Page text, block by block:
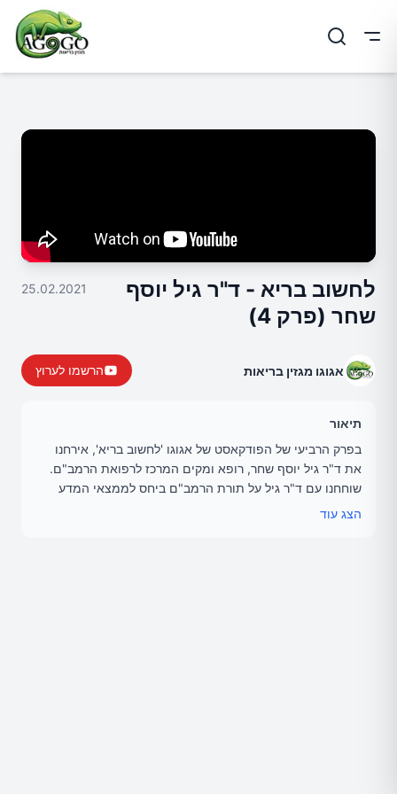
לחשוב בריא - ד"ר גיל יוסף
שחר (פרק 4)
25.02.2021
אגוגו מגזין בריאות הרשמו לערוץ
תיאור
בפרק הרביעי של הפודקאסט של אגוגו 'לחשוב בריא', אירחנו
את ד"ר גיל יוסף שחר, רופא ומקים המרכז לרפואת הרמב"ם.
שוחחנו עם ד"ר גיל על תורת הרמב"ם ביחס לממצאי המדע
הצג עוד